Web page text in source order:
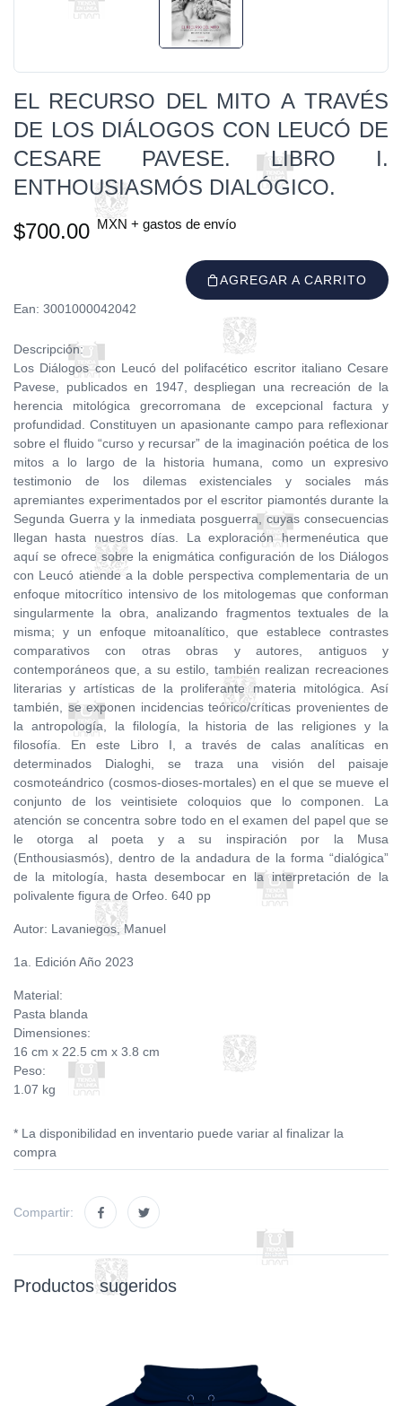
EL RECURSO DEL MITO A TRAVÉS
DE LOS DIÁLOGOS CON LEUCÓ DE
CESARE PAVESE. LIBRO I.
ENTHOUSIASMÓS DIALÓGICO.
$700.00 MXN + gastos de envío
AGREGAR A CARRITO
Ean: 3001000042042
Descripción:
Los Diálogos con Leucó del polifacético escritor italiano Cesare
Pavese, publicados en 1947, despliegan una recreación de la
herencia mitológica grecorromana de excepcional factura y
profundidad. Constituyen un apasionante campo para reflexionar
sobre el fluido “curso y recursar” de la imaginación poética de los
mitos a lo largo de la historia humana, como un expresivo
testimonio de los dilemas existenciales y sociales más
apremiantes experimentados por el escritor piamontés durante la
Segunda Guerra y la inmediata posguerra, cuyas consecuencias
llegan hasta nuestros días. La exploración hermenéutica que
aquí se ofrece sobre la enigmática configuración de los Diálogos
con Leucó atiende a la doble perspectiva complementaria de un
enfoque mitocrítico intensivo de los mitologemas que conforman
singularmente la obra, analizando fragmentos textuales de la
misma; y un enfoque mitoanalítico, que establece contrastes
comparativos con otras obras y autores, antiguos y
contemporáneos que, a su estilo, también realizan recreaciones
literarias y artísticas de la proliferante materia mitológica. Así
también, se exponen incidencias teórico/críticas provenientes de
la antropología, la filología, la historia de las religiones y la
filosofía. En este Libro I, a través de calas analíticas en
determinados Dialoghi, se traza una visión del paisaje
cosmoteándrico (cosmos-dioses-mortales) en el que se mueve el
conjunto de los veintisiete coloquios que lo componen. La
atención se concentra sobre todo en el examen del papel que se
le otorga al poeta y a su inspiración por la Musa
(Enthousiasmós), dentro de la andadura de la forma “dialógica”
de la mitología, hasta desembocar en la interpretación de la
polivalente figura de Orfeo. 640 pp
Autor: Lavaniegos, Manuel
1a. Edición Año 2023
Material:
Pasta blanda
Dimensiones:
16 cm x 22.5 cm x 3.8 cm
Peso:
1.07 kg
* La disponibilidad en inventario puede variar al finalizar la
compra
Compartir:
Productos sugeridos